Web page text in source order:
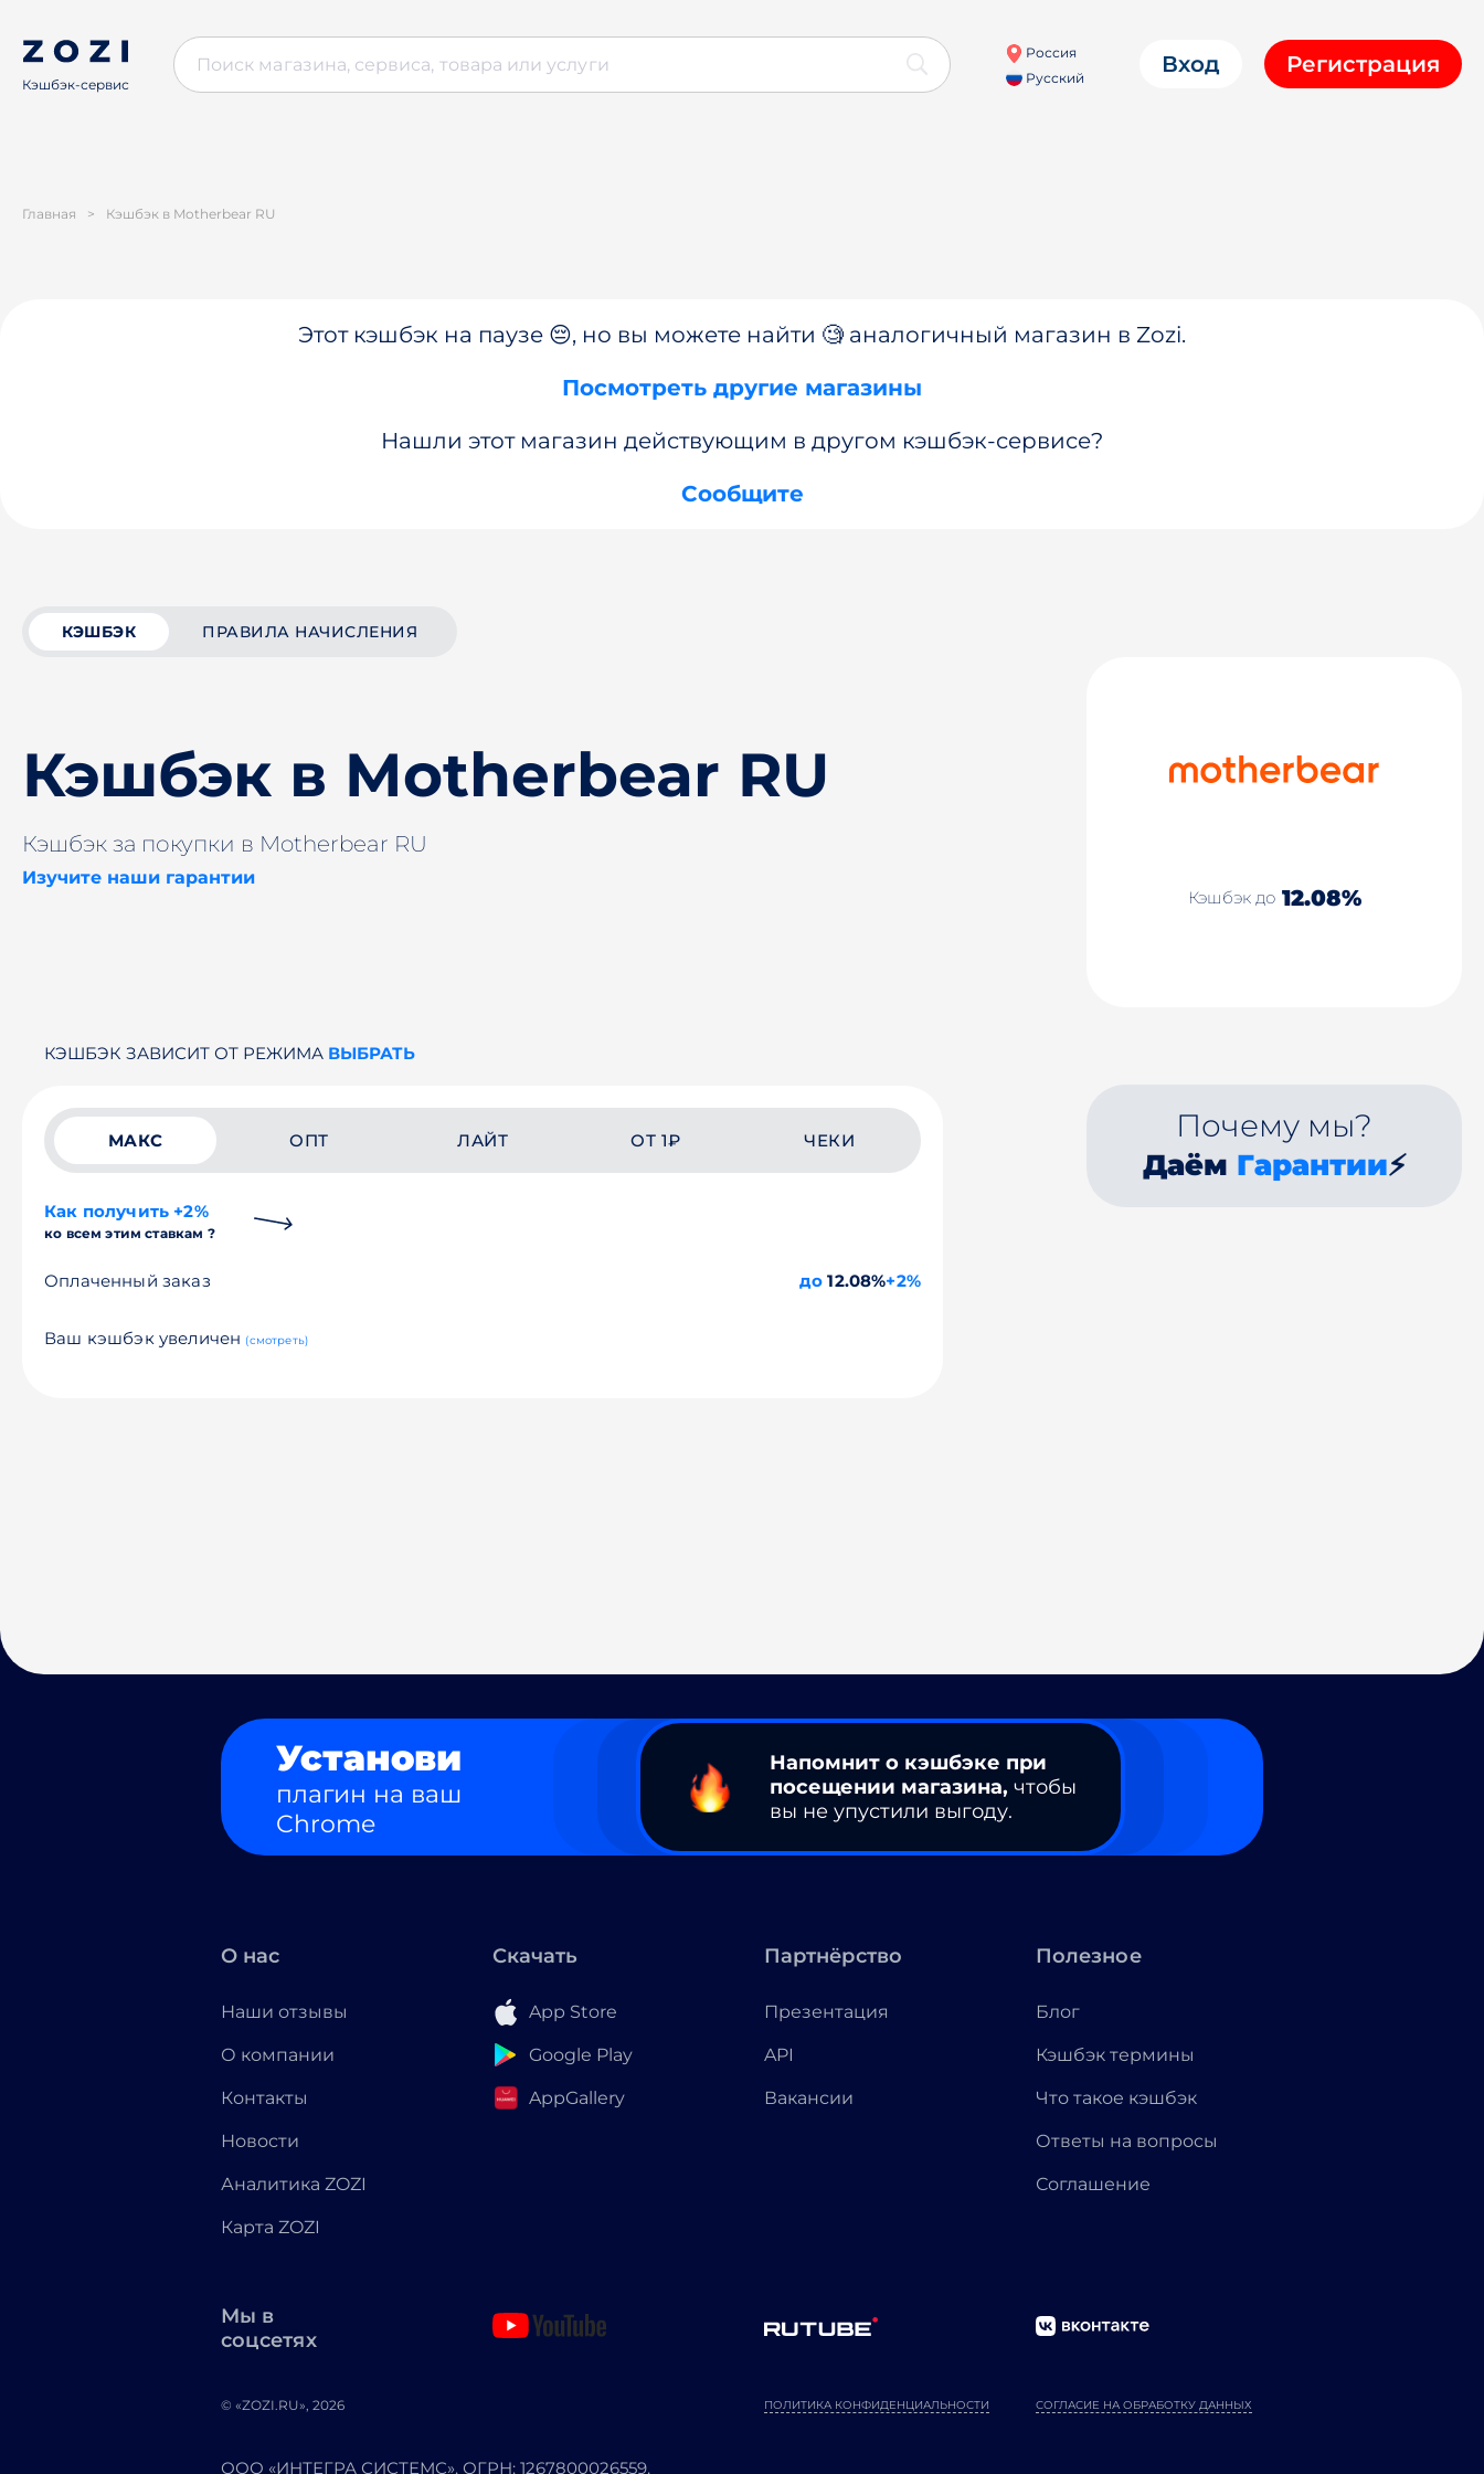
Кэшбэк-сервис
Россия
Русский
Вход Регистрация
Главная > Кэшбэк в Motherbear RU
Этот кэшбэк на паузе 😔, но вы можете найти 🧐 аналогичный магазин в Zozi.
Посмотреть другие магазины
Нашли этот магазин действующим в другом кэшбэк-сервисе?
Сообщите
КЭШБЭК ПРАВИЛА НАЧИСЛЕНИЯ
Кэшбэк в Motherbear RU
Кэшбэк за покупки в Motherbear RU
Изучите наши гарантии
Кэшбэк до 12.08%
КЭШБЭК ЗАВИСИТ ОТ РЕЖИМА ВЫБРАТЬ
МАКС ОПТ ЛАЙТ ОТ 1₽ ЧЕКИ
Как получить +2%
ко всем этим ставкам ?
Оплаченный заказ до 12.08%+2%
Ваш кэшбэк увеличен (смотреть)
Почему мы?
Даём Гарантии⚡
Установи
плагин на ваш
Chrome
Напомнит о кэшбэке при
посещении магазина, чтобы
вы не упустили выгоду.
О нас
Наши отзывы
О компании
Контакты
Новости
Аналитика ZOZI
Карта ZOZI
Скачать
App Store
Google Play
AppGallery
Партнёрство
Презентация
API
Вакансии
Полезное
Блог
Кэшбэк термины
Что такое кэшбэк
Ответы на вопросы
Соглашение
Мы в
соцсетях
© «ZOZI.RU», 2026 ПОЛИТИКА КОНФИДЕНЦИАЛЬНОСТИ СОГЛАСИЕ НА ОБРАБОТКУ ДАННЫХ
ООО «ИНТЕГРА СИСТЕМС». ОГРН: 1267800026559.